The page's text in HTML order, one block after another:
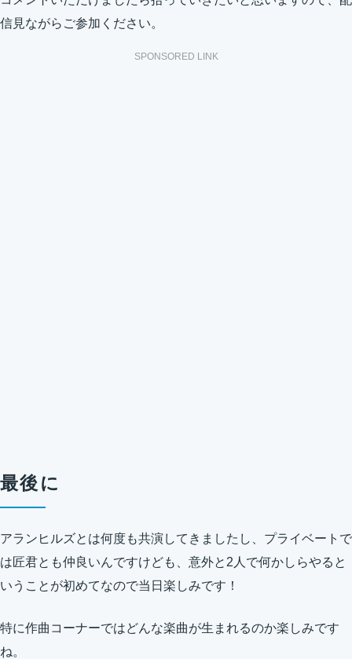
信見ながらご参加ください。
SPONSORED LINK
最後に
アランヒルズとは何度も共演してきましたし、プライベートで
は匠君とも仲良いんですけども、意外と2人で何かしらやると
いうことが初めてなので当日楽しみです！
特に作曲コーナーではどんな楽曲が生まれるのか楽しみです
ね。